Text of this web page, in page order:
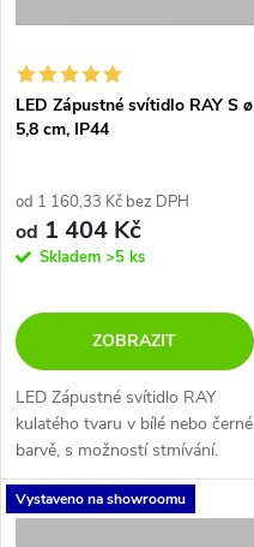
í
p
r
o
d
u
k
t
i
s
p
r
o
d
u
k
t
LED Zápustné svítidlo RAY S ø
5,8 cm, IP44
od 1 160,33 Kč bez DPH
od 1 404 Kč
Skladem >5 ks
ZOBRAZIT
LED Zápustné svítidlo RAY
kulatého tvaru v bílé nebo černé
barvě, s možností stmívání.
Vyšší stupeň krytí IP44.
Vystaveno na showroomu